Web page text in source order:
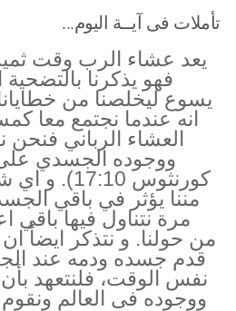
تأملات فى آيــة اليوم...
يعد عشاء الرب وقت
فهو يذكرنا بالتضحية
يسوع ليخلصنا من
انه عندما نجتمع معا
العشاء الرباني
ووجوده الجسدي
كورنثوس
مننا يؤثر في باقي
مرة نتناول فيها
من حولنا. و نتذكر ايضاً
قدم جسده ودمه عند
نفس الوقت، فلنتعهد
ووجوده فى العالم